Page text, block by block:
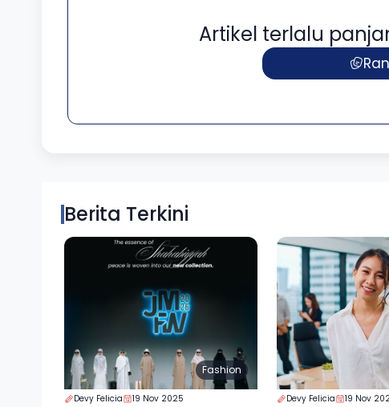
Artikel terlalu
Berita Terkini
Fashion
Devy Felicia 19 Nov 2025 Devy Felicia 19 Nov